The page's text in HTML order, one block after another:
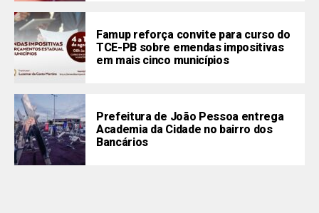
Famup reforça convite para curso do
TCE-PB sobre emendas impositivas
em mais cinco municípios
Prefeitura de João Pessoa entrega
Academia da Cidade no bairro dos
Bancários